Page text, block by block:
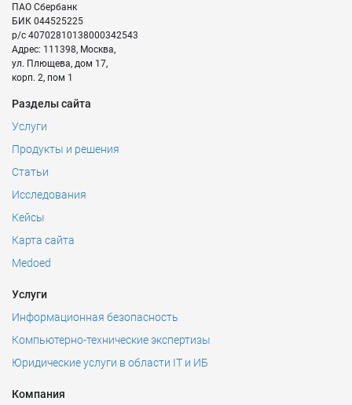
ПАО Сбербанк
БИК 044525225
р/с 40702810138000342543
Адрес: 111398, Москва,
ул. Плющева, дом 17,
корп. 2, пом 1
Разделы сайта
Услуги
Продукты и решения
Статьи
Исследования
Кейсы
Карта сайта
Medoed
Услуги
Информационная безопасность
Компьютерно-технические экспертизы
Юридические услуги в области IT и ИБ
Компания